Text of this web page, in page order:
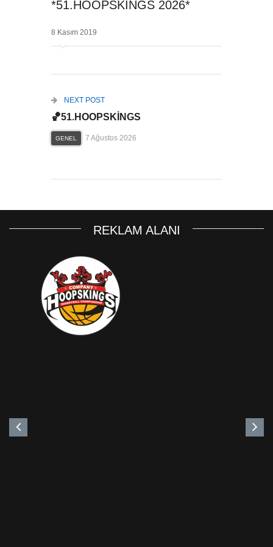
*51.HOOPSKİNGS 2026*
8 Kasım 2019
NEXT POST
🏀51.HOOPSKİNGS
GENEL 7 Ağustos 2026
REKLAM ALANI